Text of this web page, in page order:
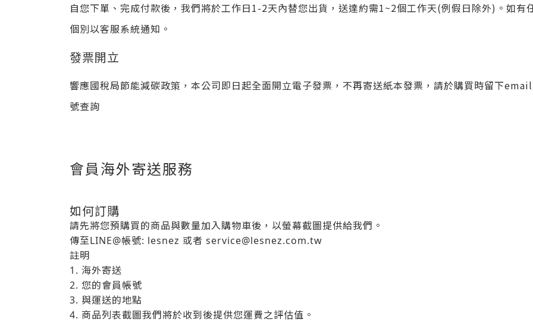
自您下單、完成付款後，我們將於工作日1-2天內替您出貨，送達約需1~2個工作天(例假日除外)。如
個別以客服系統通知。
發票開立
響應國稅局節能減碳政策，本公司即日起全面開立電子發票，不再寄送紙本發票，請於購買時留下
號查詢
會員海外寄送服務
如何訂購
請先將您預購買的商品與數量加入購物車後，以螢幕截圖提供給我們。
傳至LINE@帳號: lesnez 或者 service@lesnez.com.tw
註明
1. 海外寄送
2. 您的會員帳號
3. 與運送的地點
4. 商品列表截圖我們將於收到後提供您運費之評估值。